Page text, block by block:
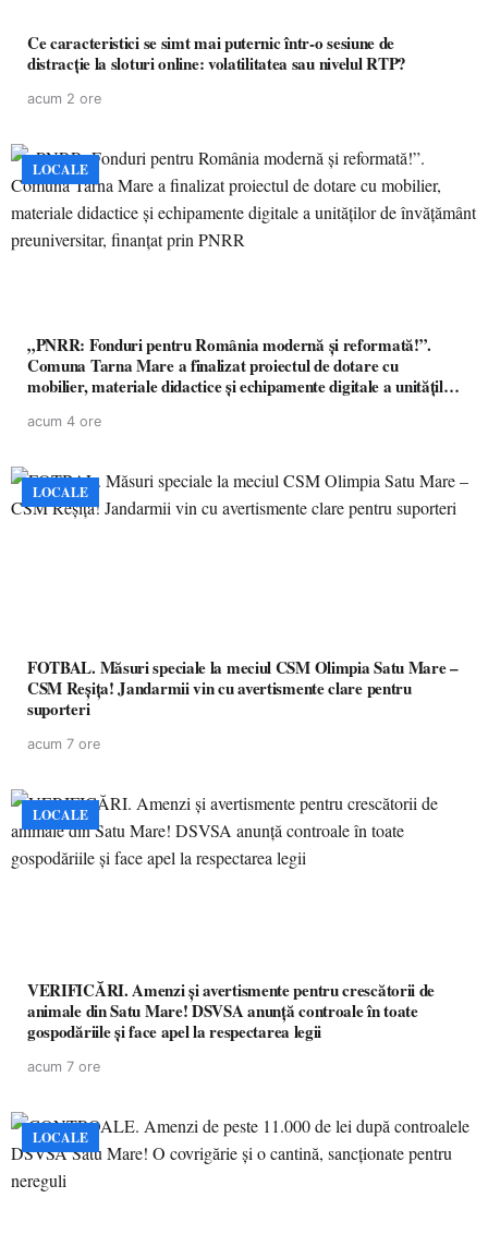
Ce caracteristici se simt mai puternic într-o sesiune de
distracție la sloturi online: volatilitatea sau nivelul RTP?
acum 2 ore
LOCALE
„PNRR: Fonduri pentru România modernă și reformată!”.
Comuna Tarna Mare a finalizat proiectul de dotare cu
mobilier, materiale didactice și echipamente digitale a unităților
acum 4 ore
LOCALE
FOTBAL. Măsuri speciale la meciul CSM Olimpia Satu Mare –
CSM Reșița! Jandarmii vin cu avertismente clare pentru
suporteri
acum 7 ore
LOCALE
VERIFICĂRI. Amenzi și avertismente pentru crescătorii de
animale din Satu Mare! DSVSA anunță controale în toate
gospodăriile și face apel la respectarea legii
acum 7 ore
LOCALE